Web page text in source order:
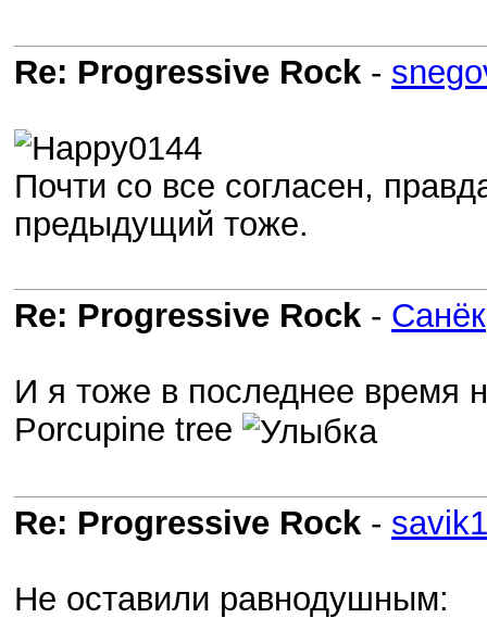
Re: Progressive Rock -
Почти со все согласен,
предыдущий тоже.
Re: Progressive Rock - Санёк
И я тоже в последнее время
Porcupine tree
Re: Progressive Rock -
Не оставили равнодушным: